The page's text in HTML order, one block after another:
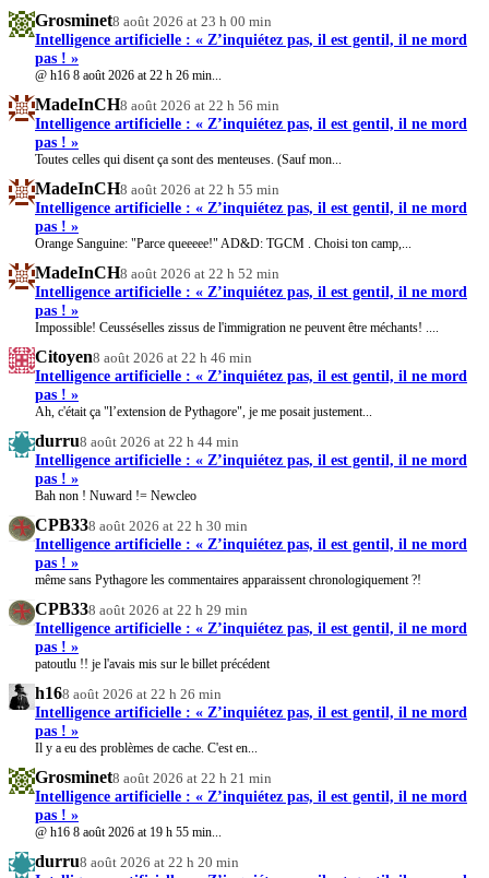
Grosminet8 août 2026 at 23 h 00 min
Intelligence artificielle : « Z’inquiétez pas, il est gentil, il ne mord
pas ! »
@ h16 8 août 2026 at 22 h 26 min...
MadeInCH8 août 2026 at 22 h 56 min
Intelligence artificielle : « Z’inquiétez pas, il est gentil, il ne mord
pas ! »
Toutes celles qui disent ça sont des menteuses. (Sauf mon...
MadeInCH8 août 2026 at 22 h 55 min
Intelligence artificielle : « Z’inquiétez pas, il est gentil, il ne mord
pas ! »
Orange Sanguine: "Parce queeeee!" AD&D: TGCM . Choisi ton camp,...
MadeInCH8 août 2026 at 22 h 52 min
Intelligence artificielle : « Z’inquiétez pas, il est gentil, il ne mord
pas ! »
Impossible! Ceusséselles zissus de l'immigration ne peuvent être méchants! ....
Citoyen8 août 2026 at 22 h 46 min
Intelligence artificielle : « Z’inquiétez pas, il est gentil, il ne mord
pas ! »
Ah, c'était ça "l’extension de Pythagore", je me posait justement...
durru8 août 2026 at 22 h 44 min
Intelligence artificielle : « Z’inquiétez pas, il est gentil, il ne mord
pas ! »
Bah non ! Nuward != Newcleo
CPB338 août 2026 at 22 h 30 min
Intelligence artificielle : « Z’inquiétez pas, il est gentil, il ne mord
pas ! »
même sans Pythagore les commentaires apparaissent chronologiquement ?!
CPB338 août 2026 at 22 h 29 min
Intelligence artificielle : « Z’inquiétez pas, il est gentil, il ne mord
pas ! »
patoutlu !! je l'avais mis sur le billet précédent
h168 août 2026 at 22 h 26 min
Intelligence artificielle : « Z’inquiétez pas, il est gentil, il ne mord
pas ! »
Il y a eu des problèmes de cache. C'est en...
Grosminet8 août 2026 at 22 h 21 min
Intelligence artificielle : « Z’inquiétez pas, il est gentil, il ne mord
pas ! »
@ h16 8 août 2026 at 19 h 55 min...
durru8 août 2026 at 22 h 20 min